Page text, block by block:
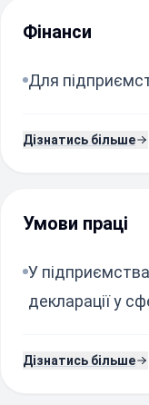
Фінанси
Для
Дізнатись більше
Умови праці
У
декларації у
Дізнатись більше